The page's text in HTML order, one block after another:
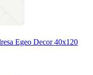
Egeo Decor 40х120